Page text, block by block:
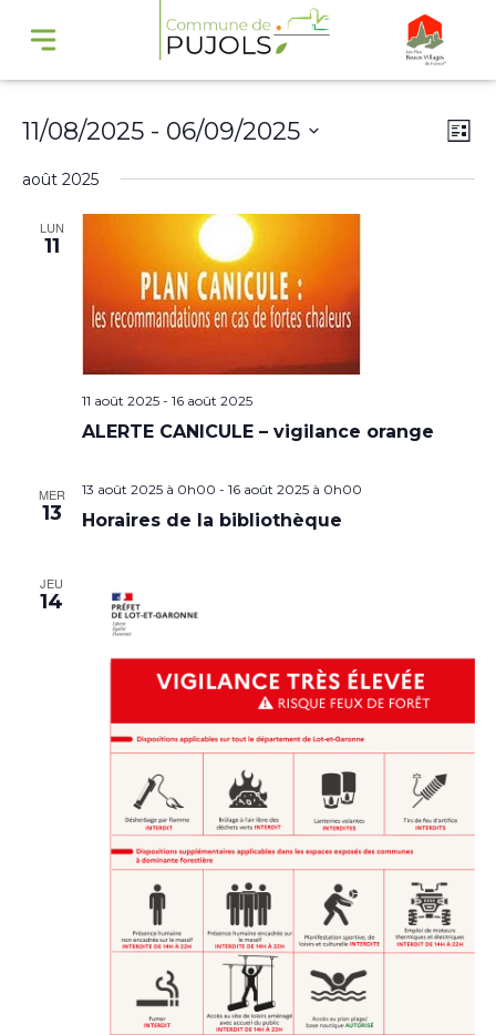
Liste
11/08/2025 - 06/09/2025
date.
août 2025
LUN
11
11 août 2025- 16 août 2025
ALERTE CANICULE – vigilance orange
MER
13
13 août 2025 à 0h00 - 16 août 2025 à 0h00
Horaires de la bibliothèque
JEU
14